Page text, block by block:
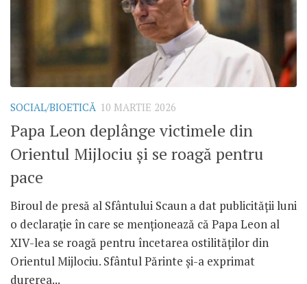
SOCIAL/BIOETICĂ 10 MARTIE 2026
Papa Leon deplânge victimele din
Orientul Mijlociu și se roagă pentru
pace
Biroul de presă al Sfântului Scaun a dat publicității luni
o declarație în care se menționează că Papa Leon al
XIV-lea se roagă pentru încetarea ostilităților din
Orientul Mijlociu. Sfântul Părinte și-a exprimat
durerea...